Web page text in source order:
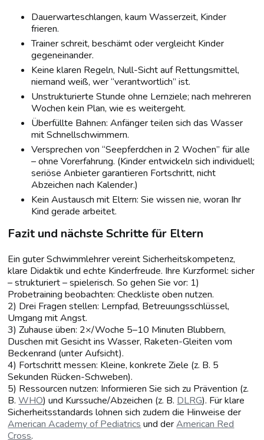
Dauerwarteschlangen, kaum Wasserzeit, Kinder
frieren.
Trainer schreit, beschämt oder vergleicht Kinder
gegeneinander.
Keine klaren Regeln, Null-Sicht auf Rettungsmittel,
niemand weiß, wer “verantwortlich” ist.
Unstrukturierte Stunde ohne Lernziele; nach mehreren
Wochen kein Plan, wie es weitergeht.
Überfüllte Bahnen: Anfänger teilen sich das Wasser
mit Schnellschwimmern.
Versprechen von “Seepferdchen in 2 Wochen” für alle
– ohne Vorerfahrung. (Kinder entwickeln sich individuell;
seriöse Anbieter garantieren Fortschritt, nicht
Abzeichen nach Kalender.)
Kein Austausch mit Eltern: Sie wissen nie, woran Ihr
Kind gerade arbeitet.
Fazit und nächste Schritte für Eltern
Ein guter Schwimmlehrer vereint Sicherheitskompetenz,
klare Didaktik und echte Kinderfreude. Ihre Kurzformel: sicher
– strukturiert – spielerisch. So gehen Sie vor: 1)
Probetraining beobachten: Checkliste oben nutzen.
2) Drei Fragen stellen: Lernpfad, Betreuungsschlüssel,
Umgang mit Angst.
3) Zuhause üben: 2×/Woche 5–10 Minuten Blubbern,
Duschen mit Gesicht ins Wasser, Raketen-Gleiten vom
Beckenrand (unter Aufsicht).
4) Fortschritt messen: Kleine, konkrete Ziele (z. B. 5
Sekunden Rücken-Schweben).
5) Ressourcen nutzen: Informieren Sie sich zu Prävention (z.
B.WHO) und Kurssuche/Abzeichen (z. B. DLRG). Für klare
Sicherheitsstandards lohnen sich zudem die Hinweise der
American Academy of Pediatrics und derAmerican Red
Cross.